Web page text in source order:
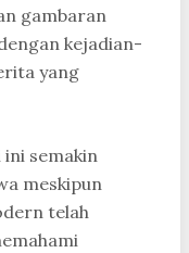
gambaran
kejadian-
yang
semakin
meskipun
telah